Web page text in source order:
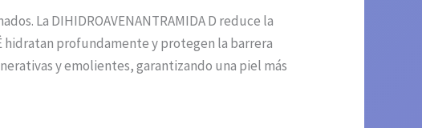
La DIHIDROAVENANTRAMIDA D reduce la
hidratan profundamente y protegen la barrera
y emolientes, garantizando una piel más